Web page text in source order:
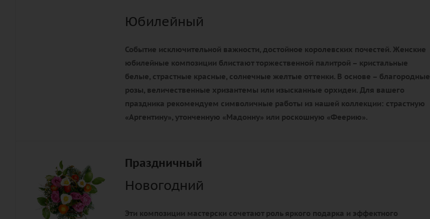
Юбилейный
Событие исключительной важности, достойное королевских почестей. Женские
юбилейные композиции блистают торжественной палитрой – кристальные
белые, страстные красные, солнечные желтые оттенки. В основе – благородные
розы, величественные хризантемы или изысканные орхидеи. Для вашего
праздника рекомендуем символичные работы из нашей коллекции: страстную
«Аргентину», утонченную «Мадонну» или роскошную «Феерию».
Праздничный
Новогодний
Эти композиции мастерски сочетают роль яркого подарка и эффектного